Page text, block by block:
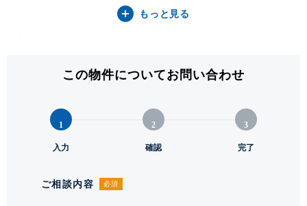
41.10㎡ (12.43坪)
階建 / 所在階 地上12階建 / 8階部分
2026年1月
もっと見る
この物件についてお問い合わせ
1
入力
2
確認
3
完了
ご相談内容 必須